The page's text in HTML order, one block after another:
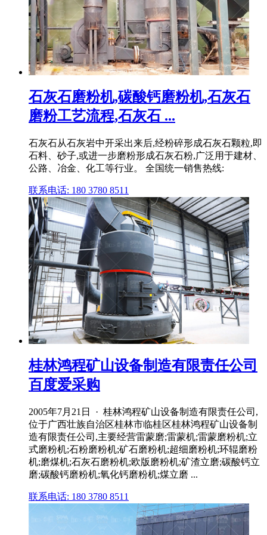
石灰石磨粉机,碳酸钙磨粉机,石灰石
磨粉工艺流程,石灰石 ...
石灰石从石灰岩中开采出来后,经粉碎形成石灰石颗粒,即
石料、砂子,或进一步磨粉形成石灰石粉,广泛用于建材、
公路、冶金、化工等行业。 全国统一销售热线:
联系电话: 180 3780 8511
桂林鸿程矿山设备制造有限责任公司
百度爱采购
2005年7月21日 · 桂林鸿程矿山设备制造有限责任公司,
位于广西壮族自治区桂林市临桂区桂林鸿程矿山设备制
造有限责任公司,主要经营雷蒙磨;雷蒙机;雷蒙磨粉机;立
式磨粉机;石粉磨粉机;矿石磨粉机;超细磨粉机;环辊磨粉
机;磨煤机;石灰石磨粉机;欧版磨粉机;矿渣立磨;碳酸钙立
磨;碳酸钙磨粉机;氧化钙磨粉机;煤立磨 ...
联系电话: 180 3780 8511